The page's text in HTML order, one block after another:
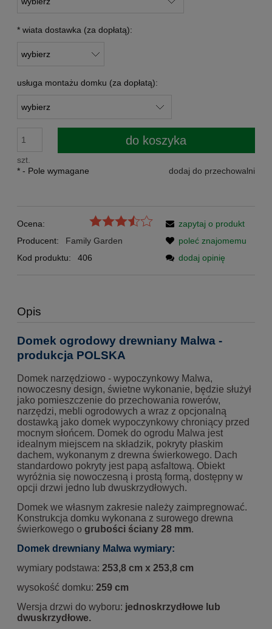
* wiata dostawka (za dopłatą):
usługa montażu domku (za dopłatą):
szt.
do koszyka
dodaj do przechowalni
* - Pole wymagane
Ocena:
Producent:
Family Garden
Kod produktu:
406
zapytaj o produkt
poleć znajomemu
dodaj opinię
Opis
Domek ogrodowy drewniany Malwa -
produkcja POLSKA
Domek narzędziowo - wypoczynkowy Malwa,
nowoczesny design, świetne wykonanie, będzie służył
jako pomieszczenie do przechowania rowerów,
narzędzi, mebli ogrodowych a wraz z opcjonalną
dostawką jako domek wypoczynkowy chroniący przed
mocnym słońcem. Domek do ogrodu Malwa jest
idealnym miejscem na składzik, pokryty płaskim
dachem, wykonanym z drewna świerkowego. Dach
standardowo pokryty jest papą asfaltową. Obiekt
wyróżnia się nowoczesną i prostą formą, dostępny w
opcji drzwi jedno lub dwuskrzydłowych.
Domek we własnym zakresie należy zaimpregnować.
Konstrukcja domku wykonana z surowego drewna
świerkowego o grubości ściany 28 mm.
Domek drewniany Malwa wymiary:
wymiary podstawa: 253,8 cm x 253,8 cm
wysokość domku: 259 cm
Wersja drzwi do wyboru: jednoskrzydłowe lub
dwuskrzydłowe.